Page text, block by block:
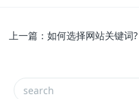
上一篇：如何选择网站关键词?